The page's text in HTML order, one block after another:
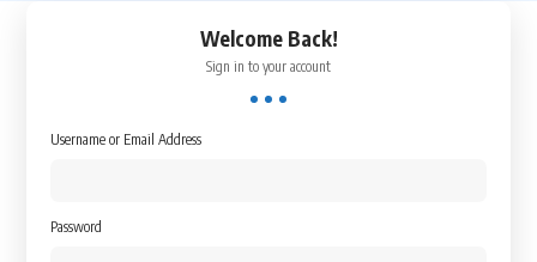
Welcome Back!
Sign in to your account
Username or Email Address
Password